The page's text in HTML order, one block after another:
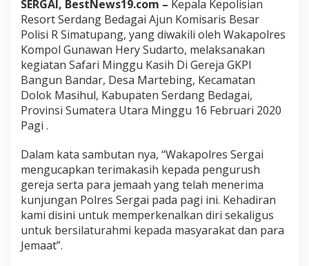
a
n
a
p
o
r
e
s
r
g
a
i
,
P
a
SERGAI, BestNews19.com – Kepala Kepolisian
Resort Serdang Bedagai Ajun Komisaris Besar
Polisi R Simatupang, yang diwakili oleh Wakapolres
Kompol Gunawan Hery Sudarto, melaksanakan
kegiatan Safari Minggu Kasih Di Gereja GKPI
Bangun Bandar, Desa Martebing, Kecamatan
Dolok Masihul, Kabupaten Serdang Bedagai,
Provinsi Sumatera Utara Minggu 16 Februari 2020
Pagi .
Dalam kata sambutan nya, “Wakapolres Sergai
mengucapkan terimakasih kepada pengurush
gereja serta para jemaah yang telah menerima
kunjungan Polres Sergai pada pagi ini. Kehadiran
kami disini untuk memperkenalkan diri sekaligus
untuk bersilaturahmi kepada masyarakat dan para
Jemaat”.